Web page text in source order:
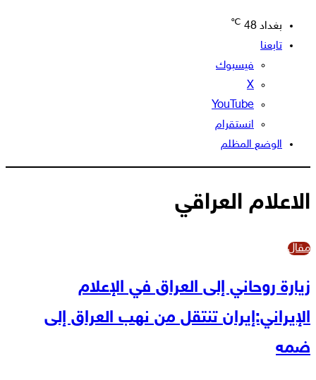
بغداد 48
℃
تابعنا
فيسبوك
‫X
‫YouTube
انستقرام
الوضع المظلم
الاعلام العراقي
مقال
زيارة روحاني إلى العراق في الإعلام
الإيراني:إيران تنتقل من نهب العراق إلى
ضمه